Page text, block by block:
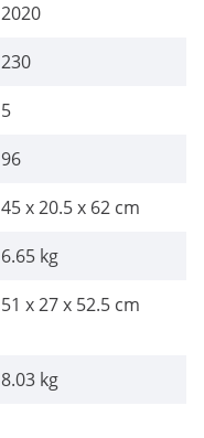
2020
230
5
96
45 x 20.5 x 62 cm
6.65 kg
51 x 27 x 52.5 cm
8.03 kg